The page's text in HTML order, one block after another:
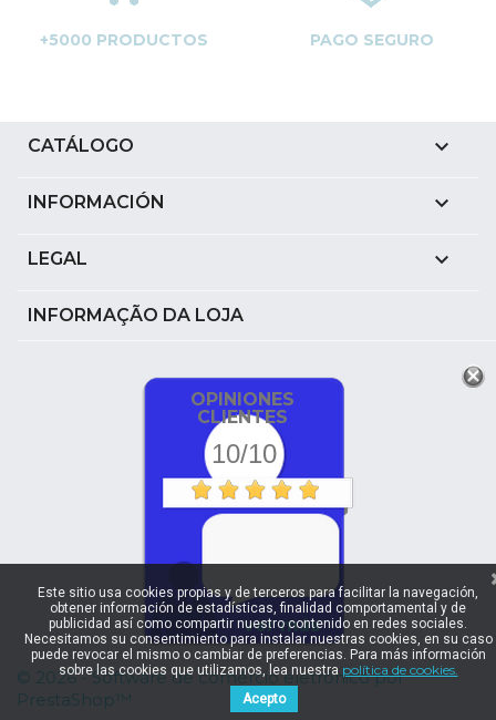
+5000 PRODUCTOS PAGO SEGURO
CATÁLOGO 
INFORMACIÓN 
LEGAL 
INFORMAÇÃO DA LOJA
OPINIONES
CLIENTES
10/10
ver más
© 2026 - Software de comércio eletrónico por
PrestaShop™
Este sitio usa cookies propias y de terceros para facilitar la navegación,
obtener información de estadísticas, finalidad comportamental y de
publicidad así como compartir nuestro contenido en redes sociales.
Necesitamos su consentimiento para instalar nuestras cookies, en su caso
puede revocar el mismo o cambiar de preferencias. Para más información
sobre las cookies que utilizamos, lea nuestra política de cookies.
Acepto